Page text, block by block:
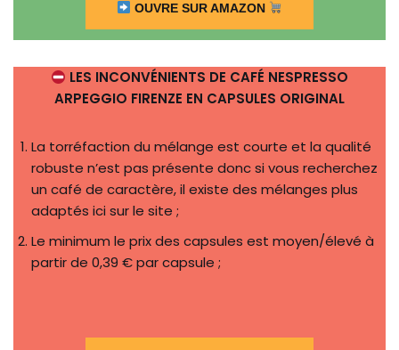
OUVRE SUR AMAZON
LES INCONVÉNIENTS DE CAFÉ NESPRESSO
ARPEGGIO FIRENZE EN CAPSULES ORIGINAL
La torréfaction du mélange est courte et la qualité
robuste n’est pas présente donc si vous recherchez
un café de caractère, il existe des mélanges plus
adaptés ici sur le site ;
Le minimum le prix des capsules est moyen/élevé à
partir de 0,39 € par capsule ;